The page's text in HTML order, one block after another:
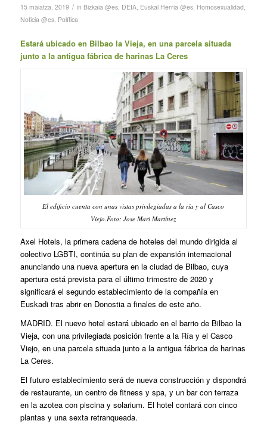
15 maiatza, 2019 / in Bizkaia @es, DEIA, Euskal Herria @es, Homosexualidad
Noticia @es, Política
Estará ubicado en Bilbao la Vieja, en una parcela situada
junto a la antigua fábrica de harinas La Ceres
El edificio cuenta con unas vistas privilegiadas a la ría y al Casco
Viejo.Foto: Jose Mari Martínez
Axel Hotels, la primera cadena de hoteles del mundo dirigida al
colectivo LGBTI, continúa su plan de expansión internacional
anunciando una nueva apertura en la ciudad de Bilbao, cuya
apertura está prevista para el último trimestre de 2020 y
significará el segundo establecimiento de la compañía en
Euskadi tras abrir en Donostia a finales de este año.
MADRID. El nuevo hotel estará ubicado en el barrio de Bilbao la
Vieja, con una privilegiada posición frente a la Ría y el Casco
Viejo, en una parcela situada junto a la antigua fábrica de harinas
La Ceres.
El futuro establecimiento será de nueva construcción y dispondrá
de restaurante, un centro de fitness y spa, y un bar con terraza
en la azotea con piscina y solarium. El hotel contará con cinco
plantas y una sexta retranqueada.